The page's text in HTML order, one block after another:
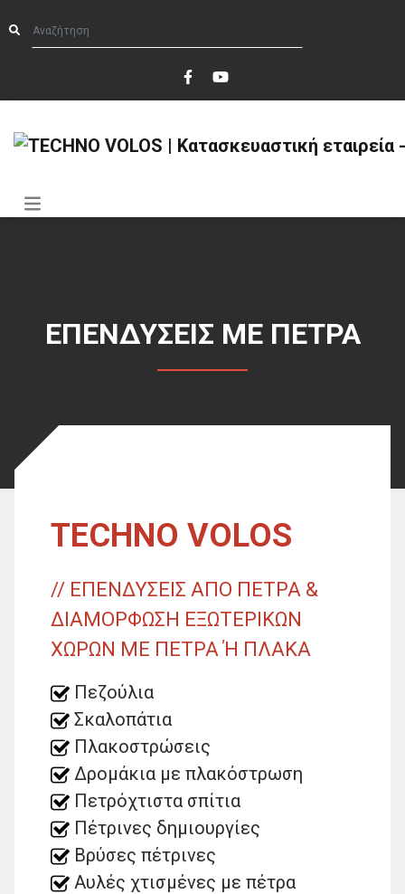
ΕΠΕΝΔΥΣΕΙΣ ΜΕ ΠΕΤΡΑ
TECHNO VOLOS
// ΕΠΕΝΔΥΣΕΙΣ ΑΠΟ ΠΕΤΡΑ &
ΔΙΑΜΟΡΦΩΣΗ ΕΞΩΤΕΡΙΚΩΝ
ΧΩΡΩΝ ΜΕ ΠΕΤΡΑ Ή ΠΛΑΚΑ
Πεζούλια
Σκαλοπάτια
Πλακοστρώσεις
Δρομάκια με πλακόστρωση
Πετρόχτιστα σπίτια
Πέτρινες δημιουργίες
Βρύσες πέτρινες
Αυλές χτισμένες με πέτρα